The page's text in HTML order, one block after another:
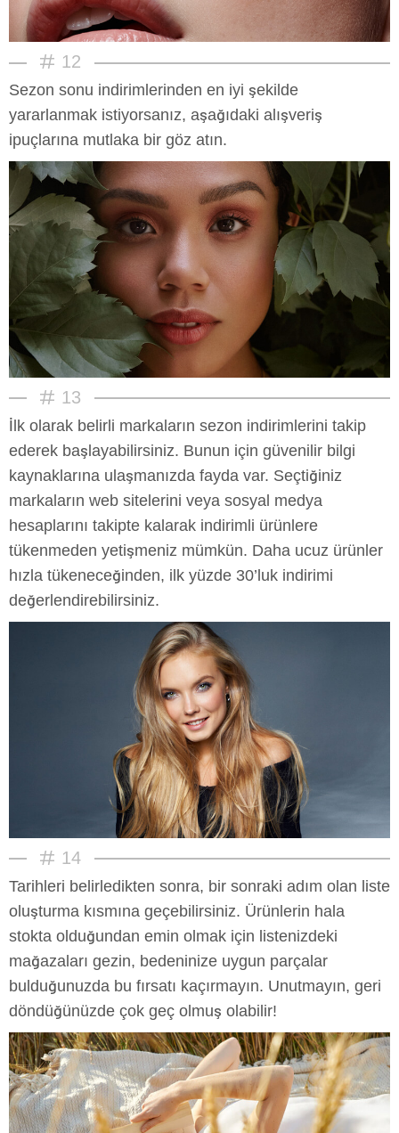
12
Sezon sonu indirimlerinden en iyi şekilde
yararlanmak istiyorsanız, aşağıdaki alışveriş
ipuçlarına mutlaka bir göz atın.
13
İlk olarak belirli markaların sezon indirimlerini takip
ederek başlayabilirsiniz. Bunun için güvenilir bilgi
kaynaklarına ulaşmanızda fayda var. Seçtiğiniz
markaların web sitelerini veya sosyal medya
hesaplarını takipte kalarak indirimli ürünlere
tükenmeden yetişmeniz mümkün. Daha ucuz ürünler
hızla tükeneceğinden, ilk yüzde 30’luk indirimi
değerlendirebilirsiniz.
14
Tarihleri belirledikten sonra, bir sonraki adım olan liste
oluşturma kısmına geçebilirsiniz. Ürünlerin hala
stokta olduğundan emin olmak için listenizdeki
mağazaları gezin, bedeninize uygun parçalar
bulduğunuzda bu fırsatı kaçırmayın. Unutmayın, geri
döndüğünüzde çok geç olmuş olabilir!